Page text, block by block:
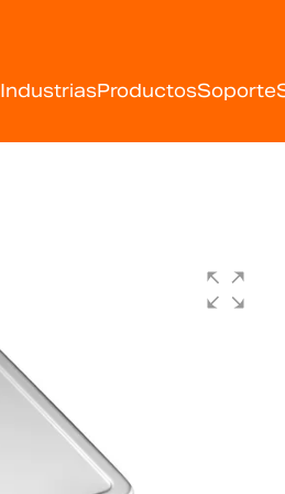
IndustriasProductosSoporte